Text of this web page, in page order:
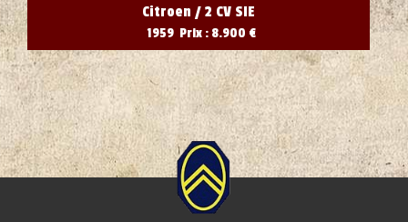
Citroen / 2 CV SIE
1959 Prix : 8.900 €